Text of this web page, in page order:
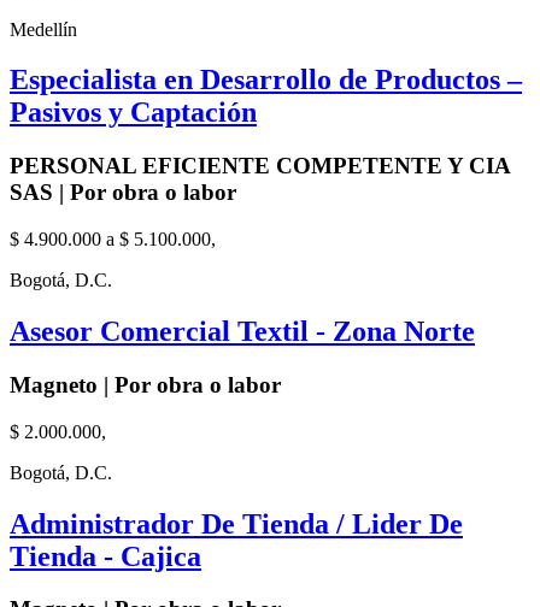
Medellín
Especialista en Desarrollo de Productos –
Pasivos y Captación
PERSONAL EFICIENTE COMPETENTE Y CIA
SAS | Por obra o labor
$ 4.900.000 a $ 5.100.000,
Bogotá, D.C.
Asesor Comercial Textil - Zona Norte
Magneto | Por obra o labor
$ 2.000.000,
Bogotá, D.C.
Administrador De Tienda / Lider De
Tienda - Cajica